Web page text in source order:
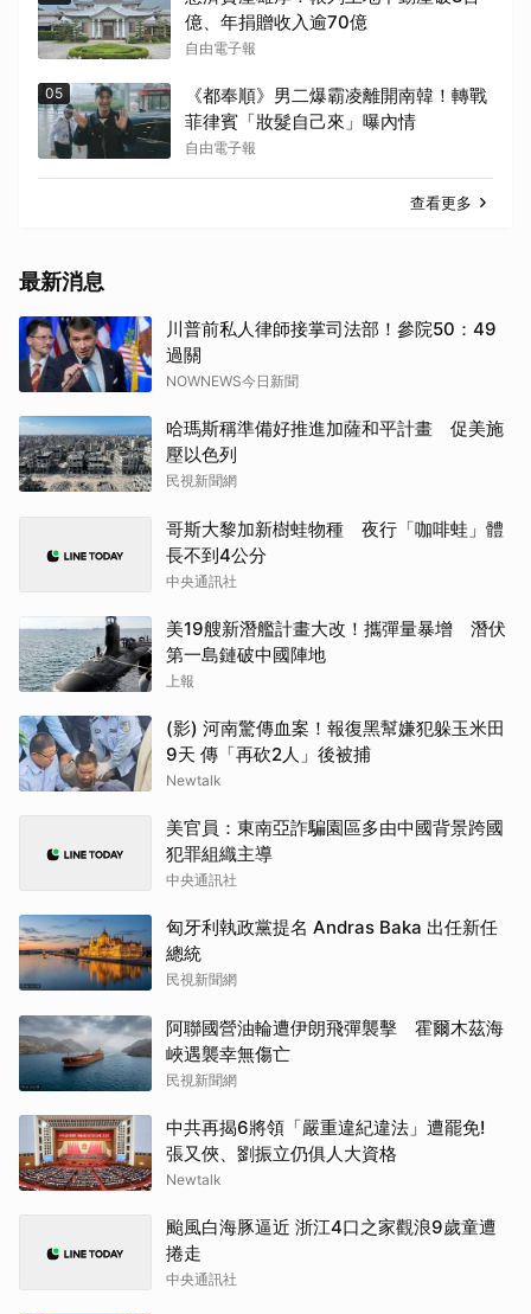
億、年捐贈收入逾70億
自由電子報
05
《都奉順》男二爆霸凌離開南韓！轉戰
菲律賓「妝髮自己來」曝內情
自由電子報
查看更多
最新消息
川普前私人律師接掌司法部！參院50：49
過關
NOWNEWS今日新聞
哈瑪斯稱準備好推進加薩和平計畫 促美施
壓以色列
民視新聞網
哥斯大黎加新樹蛙物種 夜行「咖啡蛙」體
長不到4公分
中央通訊社
美19艘新潛艦計畫大改！攜彈量暴增 潛伏
第一島鏈破中國陣地
上報
(影) 河南驚傳血案！報復黑幫嫌犯躲玉米田
9天 傳「再砍2人」後被捕
Newtalk
美官員：東南亞詐騙園區多由中國背景跨國
犯罪組織主導
中央通訊社
匈牙利執政黨提名 Andras Baka 出任新任
總統
民視新聞網
阿聯國營油輪遭伊朗飛彈襲擊 霍爾木茲海
峽遇襲幸無傷亡
民視新聞網
中共再揭6將領「嚴重違紀違法」遭罷免!
張又俠、劉振立仍俱人大資格
Newtalk
颱風白海豚逼近 浙江4口之家觀浪9歲童遭
捲走
中央通訊社